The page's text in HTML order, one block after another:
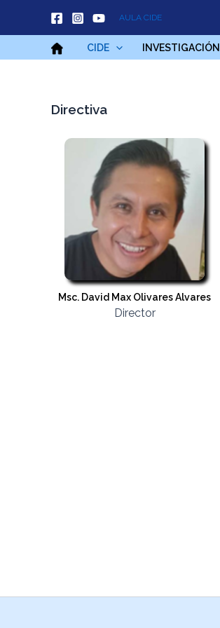
contenido
AULA CIDE
CIDE INVESTIGACIÓN
Directiva
Msc. David Max Olivares Alvares
Director